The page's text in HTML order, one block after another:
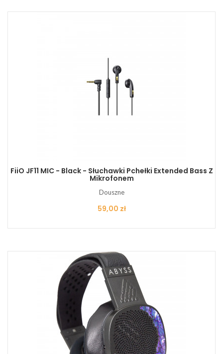
FiiO JF11 MIC - Black - Słuchawki Pchełki Extended Bass Z
Mikrofonem
Douszne
Cena
59,00 zł